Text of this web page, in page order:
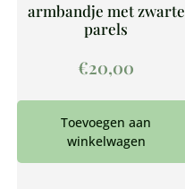
armbandje met zwarte
parels
€20,00
Toevoegen aan
winkelwagen